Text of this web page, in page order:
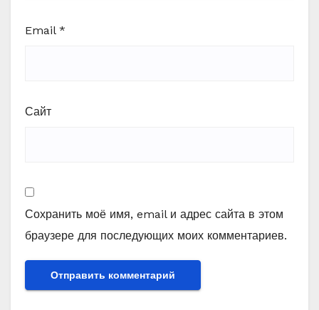
Email *
Сайт
Сохранить моё имя, email и адрес сайта в этом
браузере для последующих моих комментариев.